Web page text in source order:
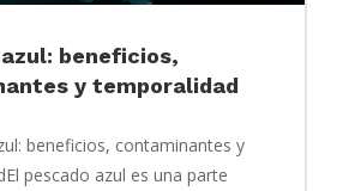
beneficios,
y temporalidad
beneficios, contaminantes y
pescado azul es una parte